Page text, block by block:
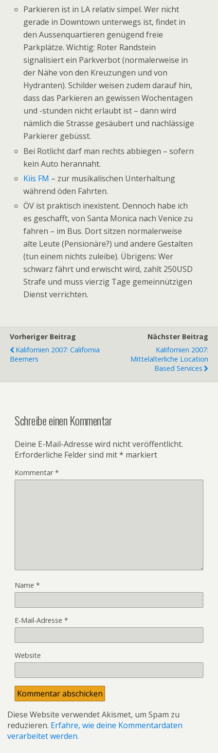
Parkieren ist in LA relativ simpel. Wer nicht
gerade in Downtown unterwegs ist, findet in
den Aussenquartieren genügend freie
Parkplätze. Wichtig: Roter Randstein
signalisiert ein Parkverbot (normalerweise in
der Nähe von den Kreuzungen und von
Hydranten). Schilder weisen zudem darauf hin,
dass das Parkieren an gewissen Wochentagen
und -stunden nicht erlaubt ist – dann wird
nämlich die Strasse gesäubert und nachlässige
Parkierer gebüsst.
Bei Rotlicht darf man rechts abbiegen – sofern
kein Auto herannaht.
Kiis FM – zur musikalischen Unterhaltung
während öden Fahrten.
ÖV ist praktisch inexistent. Dennoch habe ich
es geschafft, von Santa Monica nach Venice zu
fahren – im Bus. Dort sitzen normalerweise
alte Leute (Pensionäre?) und andere Gestalten
(tun einem nichts zuleibe). Übrigens: Wer
schwarz fährt und erwischt wird, zahlt 250USD
Strafe und muss vierzig Tage gemeinnützigen
Dienst verrichten.
Vorheriger Beitrag
Kalifornien 2007: California
Beemers
Nächster Beitrag
Kalifornien 2007:
Mittelalterliche Location
Based Services
Schreibe einen Kommentar
Deine E-Mail-Adresse wird nicht veröffentlicht.
Erforderliche Felder sind mit* markiert
Kommentar*
Name *
E-Mail-Adresse *
Website
Diese Website verwendet Akismet, um Spam zu
reduzieren. Erfahre, wie deine Kommentardaten
verarbeitet werden.